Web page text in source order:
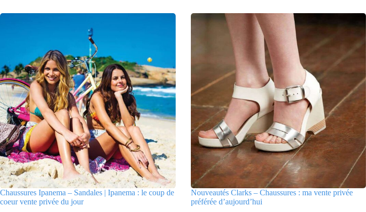
Chaussures Ipanema – Sandales | Ipanema : le coup de
coeur vente privée du jour
Nouveautés Clarks – Chaussures : ma vente privée
préférée d’aujourd’hui